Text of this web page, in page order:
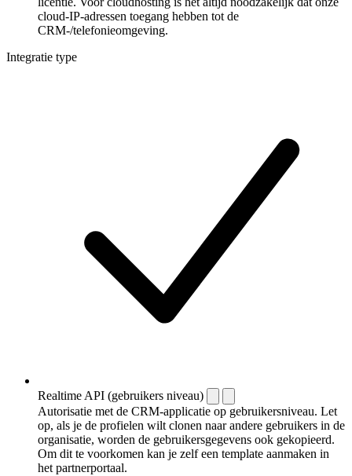
cloud-IP-adressen toegang hebben tot de
CRM-/telefonieomgeving.
Integratie type
Realtime API (gebruikers niveau)
Autorisatie met de CRM-applicatie op gebruikersniveau. Let
op, als je de profielen wilt clonen naar andere gebruikers in de
organisatie, worden de gebruikersgegevens ook gekopieerd.
Om dit te voorkomen kan je zelf een template aanmaken in
het partnerportaal.